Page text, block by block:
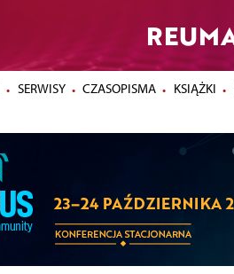
SERWISY CZASOPISMA KSIĄŻKI